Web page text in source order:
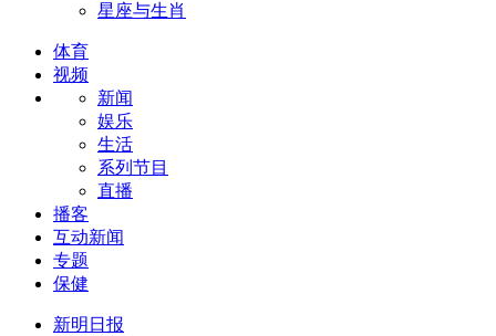
星座与生肖
体育
视频
新闻
娱乐
生活
系列节目
直播
播客
互动新闻
专题
保健
新明日报